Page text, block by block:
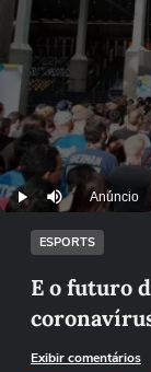
Play Mutar Anúncio
ESPORTS
E o futuro
Exibir comentários